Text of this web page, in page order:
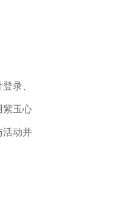
录、
紫玉心
活动并